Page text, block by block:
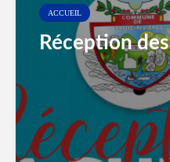
ACCUEIL
Réception